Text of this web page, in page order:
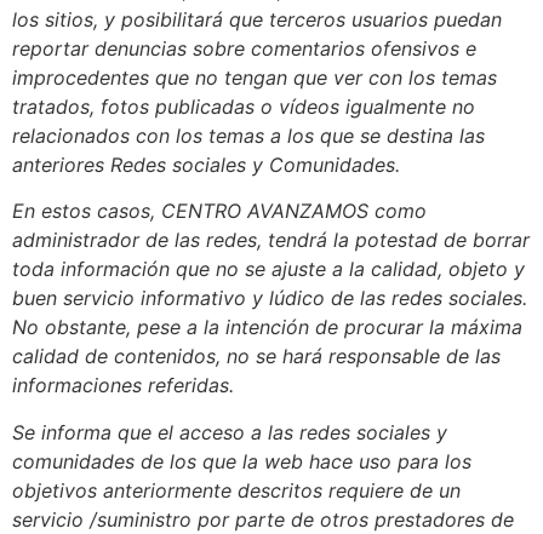
los sitios, y posibilitará que terceros usuarios puedan
reportar denuncias sobre comentarios ofensivos e
improcedentes que no tengan que ver con los temas
tratados, fotos publicadas o vídeos igualmente no
relacionados con los temas a los que se destina las
anteriores Redes sociales y Comunidades.
En estos casos, CENTRO AVANZAMOS como
administrador de las redes, tendrá la potestad de borrar
toda información que no se ajuste a la calidad, objeto y
buen servicio informativo y lúdico de las redes sociales.
No obstante, pese a la intención de procurar la máxima
calidad de contenidos, no se hará responsable de las
informaciones referidas.
Se informa que el acceso a las redes sociales y
comunidades de los que la web hace uso para los
objetivos anteriormente descritos requiere de un
servicio /suministro por parte de otros prestadores de